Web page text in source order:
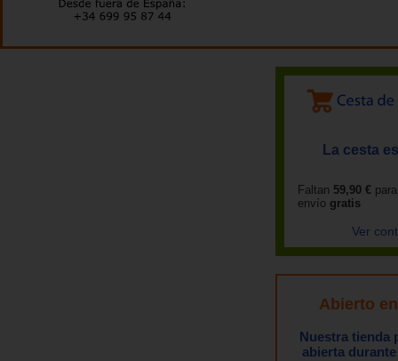
La cesta
Faltan 59,90 €
envío gratis
Ver
Abierto
Nuestra tienda
abierta